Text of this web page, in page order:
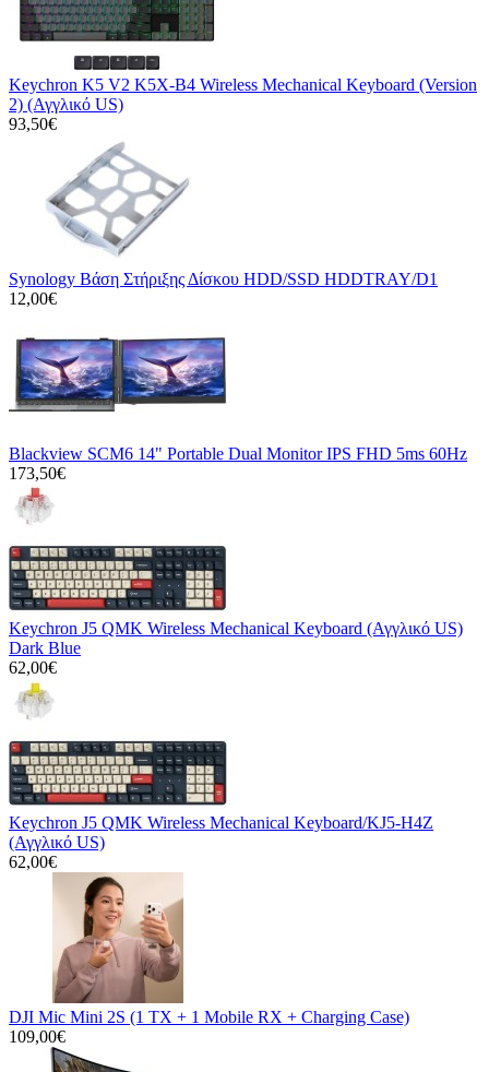
Keychron K5 V2 K5X-B4 Wireless Mechanical Keyboard (Version
2) (Αγγλικό US)
93,50€
Synology Βάση Στήριξης Δίσκου HDD/SSD HDDTRAY/D1
12,00€
Blackview SCM6 14" Portable Dual Monitor IPS FHD 5ms 60Hz
173,50€
Keychron J5 QMK Wireless Mechanical Keyboard (Αγγλικό US)
Dark Blue
62,00€
Keychron J5 QMK Wireless Mechanical Keyboard/KJ5-H4Z
(Αγγλικό US)
62,00€
DJI Mic Mini 2S (1 TX + 1 Mobile RX + Charging Case)
109,00€